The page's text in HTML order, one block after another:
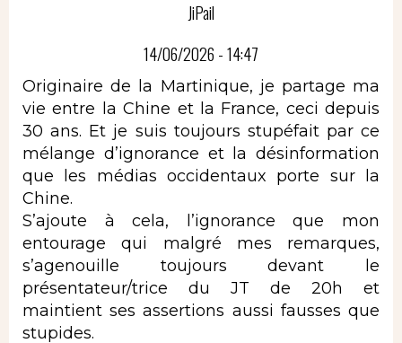
JiPail
14/06/2026 - 14:47
Originaire de la Martinique, je partage ma
vie entre la Chine et la France, ceci depuis
30 ans. Et je suis toujours stupéfait par ce
mélange d’ignorance et la désinformation
que les médias occidentaux porte sur la
Chine.
S’ajoute à cela, l’ignorance que mon
entourage qui malgré mes remarques,
s’agenouille toujours devant le
présentateur/trice du JT de 20h et
maintient ses assertions aussi fausses que
stupides.